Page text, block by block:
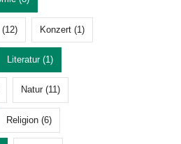
Konzert (1)
Literatur (1)
Natur (11)
Religion (6)